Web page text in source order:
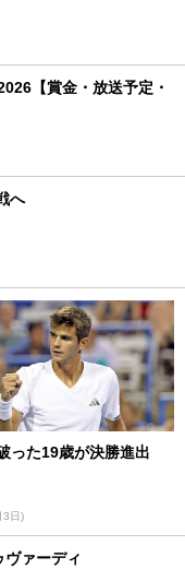
【賞金・放送予定・
へ
った19歳が決勝進出
3日)
ヴァーディ